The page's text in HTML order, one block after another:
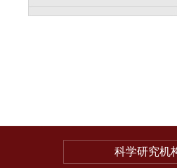
科学研究机